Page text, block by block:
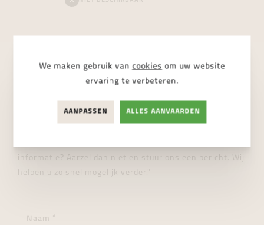
STUUR ONS EEN BERICHT
Wij helpen je graag verder!
informatie? Aarzel dan niet en stuur ons een bericht. Wij
helpen u zo snel mogelijk verder."
We maken gebruik van cookies om uw website
ervaring te verbeteren.
AANPASSEN ALLES AANVAARDEN